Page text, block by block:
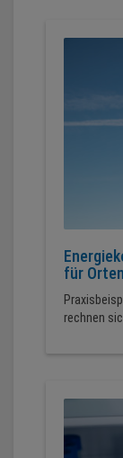
für
rechnen